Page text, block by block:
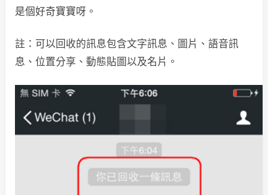
是個好奇寶寶呀。
註：可以回收的訊息包含文字訊息、圖片、語音訊
息、位置分享、動態貼圖以及名片。